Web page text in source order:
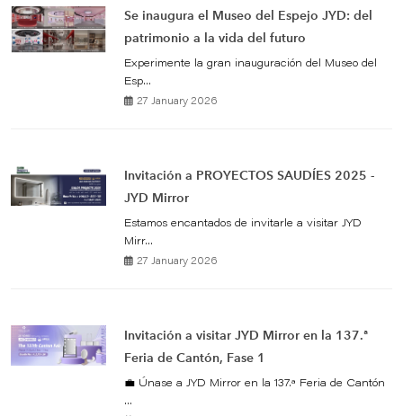
Se inaugura el Museo del Espejo JYD: del
patrimonio a la vida del futuro
Experimente la gran inauguración del Museo del
Esp...
27 January 2026
Invitación a PROYECTOS SAUDÍES 2025 -
JYD Mirror
Estamos encantados de invitarle a visitar JYD
Mirr...
27 January 2026
Invitación a visitar JYD Mirror en la 137.ª
Feria de Cantón, Fase 1
💼 Únase a JYD Mirror en la 137.ª Feria de Cantón
...